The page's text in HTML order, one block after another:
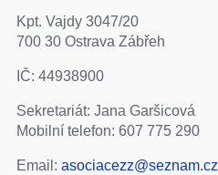
Kpt. Vajdy 3047/20
700 30 Ostrava Zábřeh
IČ: 44938900
Sekretariát: Jana Garšicová
Mobilní telefon: 607 775 290
Email: asociacezz@seznam.cz